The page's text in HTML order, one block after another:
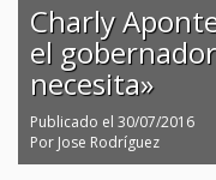
Charly
el
necesita»
Publicado el 30/07/2016
Por Jose Rodríguez